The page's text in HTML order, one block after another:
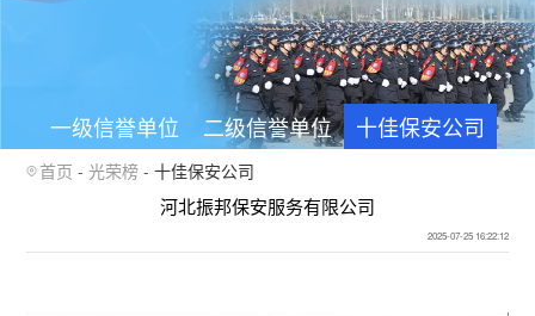
一级信誉单位 二级信誉单位 十佳保安公司
首页 光荣榜 十佳保安公司
河北振邦保安服务有限公司
2025-07-25 16:22:12